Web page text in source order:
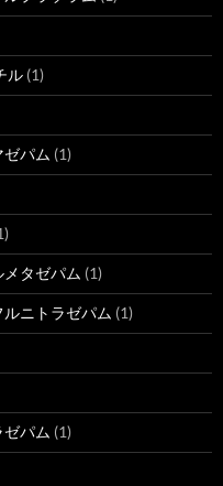
ル (1)
パム (1)
タゼパム (1)
ニトラゼパム (1)
パム (1)